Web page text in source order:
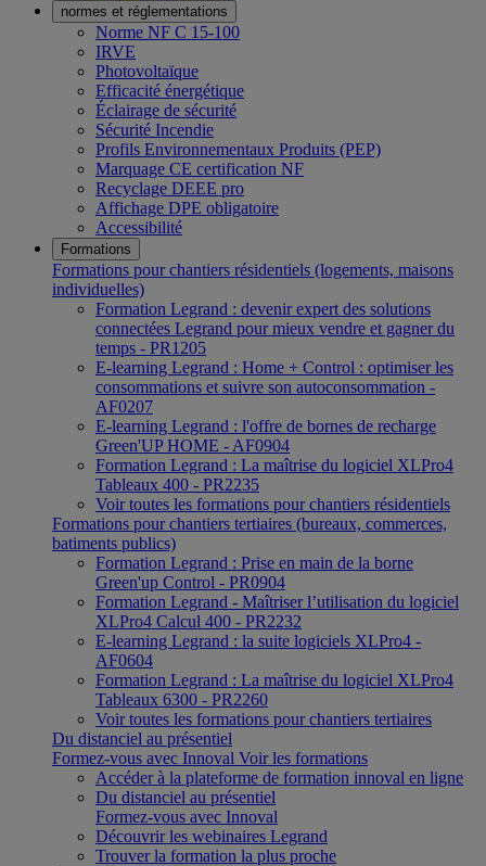
normes et réglementations
Norme NF C 15-100
IRVE
Photovoltaïque
Efficacité énergétique
Éclairage de sécurité
Sécurité Incendie
Profils Environnementaux Produits (PEP)
Marquage CE certification NF
Recyclage DEEE pro
Affichage DPE obligatoire
Accessibilité
Formations
Formations pour chantiers résidentiels (logements, maisons
individuelles)
Formation Legrand : devenir expert des solutions
connectées Legrand pour mieux vendre et gagner du
temps - PR1205
E-learning Legrand : Home + Control : optimiser les
consommations et suivre son autoconsommation -
AF0207
E-learning Legrand : l'offre de bornes de recharge
Green'UP HOME - AF0904
Formation Legrand : La maîtrise du logiciel XLPro4
Tableaux 400 - PR2235
Voir toutes les formations pour chantiers résidentiels
Formations pour chantiers tertiaires (bureaux, commerces,
batiments publics)
Formation Legrand : Prise en main de la borne
Green'up Control - PR0904
Formation Legrand - Maîtriser l’utilisation du logiciel
XLPro4 Calcul 400 - PR2232
E-learning Legrand : la suite logiciels XLPro4 -
AF0604
Formation Legrand : La maîtrise du logiciel XLPro4
Tableaux 6300 - PR2260
Voir toutes les formations pour chantiers tertiaires
Du distanciel au présentiel
Formez-vous avec Innoval Voir les formations
Accéder à la plateforme de formation innoval en ligne
Du distanciel au présentiel
Formez-vous avec Innoval
Découvrir les webinaires Legrand
Trouver la formation la plus proche